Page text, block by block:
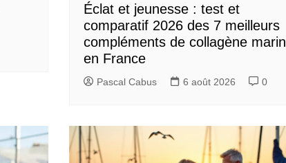
Éclat et jeunesse : test et
comparatif 2026 des 7 meilleurs
compléments de collagène marin
en France
Pascal Cabus 6 août 2026 0